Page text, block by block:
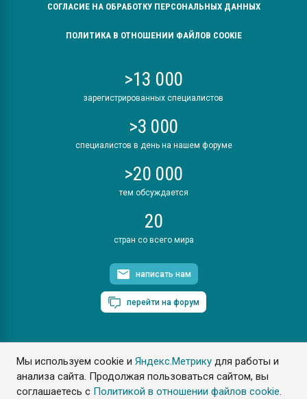
Мы используем cookie иЯндекс.Метрику для работы и
анализа сайта. Продолжая пользоваться сайтом, вы
соглашаетесь с Политикой в отношении файлов cookie.
СОГЛАСИЕ НА ОБРАБОТКУ ПЕРСОНАЛЬНЫХ ДАННЫХ
ПОЛИТИКА В ОТНОШЕНИИ ФАЙЛОВ COOKIE
>13 000
зарегистрированных специалистов
>3 000
специалистов в день на нашем форуме
>20 000
тем обсуждается
20
стран со всего мира
написать нам
перейти на форум
ПластЭксперт © 2006. Все права защищены
Разрешается копирование материалов сайта с обязательной
ссылкой на www.e-plastic.ru